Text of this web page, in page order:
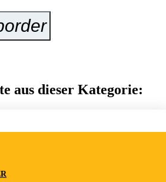
aus dieser Kategorie: